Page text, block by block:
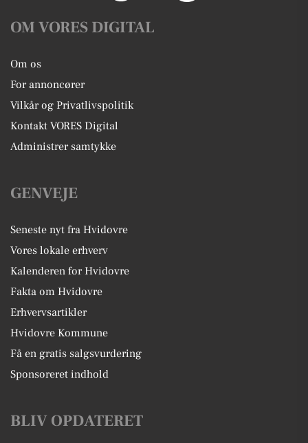
OM VORES DIGITAL
Om os
For annoncører
Vilkår og Privatlivspolitik
Kontakt VORES Digital
Administrer samtykke
GENVEJE
Seneste nyt fra Hvidovre
Vores lokale erhverv
Kalenderen for Hvidovre
Fakta om Hvidovre
Erhvervsartikler
Hvidovre Kommune
Få en gratis salgsvurdering
Sponsoreret indhold
BLIV OPDATERET